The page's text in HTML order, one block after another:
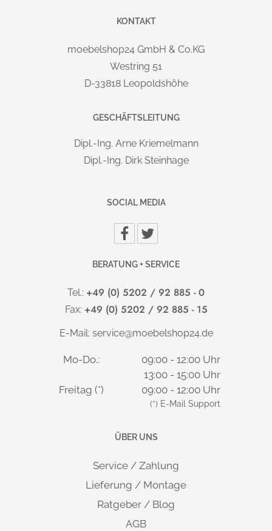
Einfacher Aufbau mit verständlicher Montageanleitung, auch
Wunsch: vor Ort Montageservice mit Verpackungsrücknahme
gegen Aufpreis möglich.
Theo KERKMANN Büromöbelfabrik GmbH & Co. KG
KONTAKT
moebelshop24 GmbH & Co.KG
Westring 51
D-33818 Leopoldshöhe
GESCHÄFTSLEITUNG
Dipl.-Ing. Arne Kriemelmann
Dipl.-Ing. Dirk Steinhage
SOCIAL MEDIA
BERATUNG + SERVICE
Tel.: +49 (0) 5202 / 92 885 - 0
Fax: +49 (0) 5202 / 92 885 - 15
E-Mail: service@moebelshop24.de
Mo-Do.:
09:00 - 12:00 Uhr
13:00 - 15:00 Uhr
Freitag (*)
09:00 - 12:00 Uhr
(*) E-Mail Support
ÜBER UNS
Service / Zahlung
Lieferung / Montage
Ratgeber / Blog
AGB